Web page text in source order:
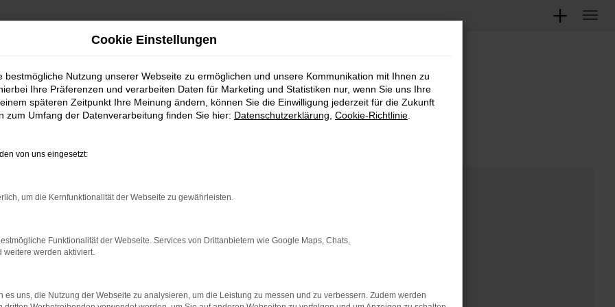
Cookie Einstellungen
bestmögliche Nutzung unserer Webseite zu ermöglichen und unsere Kommunikation mit Ihnen zu
Ihre Präferenzen und verarbeiten Daten für Marketing und Statistiken nur, wenn Sie uns Ihre
späteren Zeitpunkt Ihre Meinung ändern, können Sie die Einwilligung jederzeit für die Zukunft
zum Umfang der Datenverarbeitung finden Sie hier: Datenschutzerklärung Cookie-Richtlinie
von uns eingesetzt:
um die Kernfunktionalität der Webseite zu gewährleisten.
Funktionalität der Webseite. Services von Drittanbietern wie Google Maps, Chats,
weitere werden aktiviert.
es uns, die Nutzung der Webseite zu analysieren, um die Leistung zu messen und zu verbessern. Zudem werden